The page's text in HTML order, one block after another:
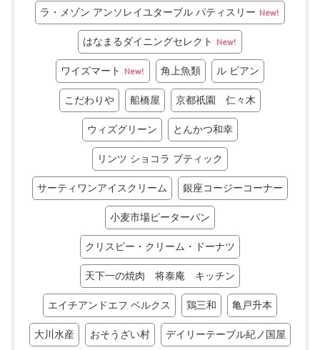
ラ・メゾン アンソレイユターブル パティスリー New!
はなまるダイニングセレクト New!
ワイズマート New! 角上魚類 ル ビアン
こだわりや 船橋屋 京都祇園 仁々木
ウィズグリーン とんかつ和幸
リンツ ショコラ ブティック
サーティワンアイスクリーム 銀座コージーコーナー
小麦市場ピーターパン
クリスピー・クリーム・ドーナツ
天下一の焼肉 将泰庵 キッチン
エイチアンドエフ ベルクス 鶏三和 亀戸升本
大川水産 おそうざい村 デイリーテーブル紀ノ国屋